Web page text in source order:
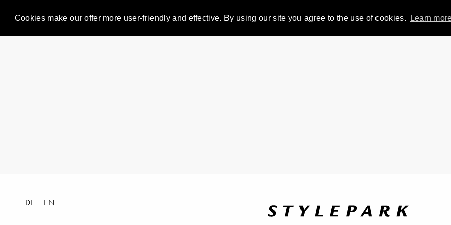
Cookies make our offer more user-friendly and effective. By using our site you agree to the use of cookies. Learn
DE EN